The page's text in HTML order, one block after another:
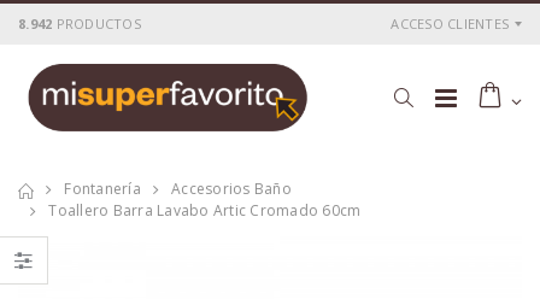
8.942 PRODUCTOS ACCESO CLIENTES
Fontanería
Accesorios Baño
Toallero Barra Lavabo Artic Cromado 60cm